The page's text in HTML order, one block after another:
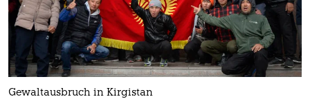
Gewaltausbruch in Kirgistan